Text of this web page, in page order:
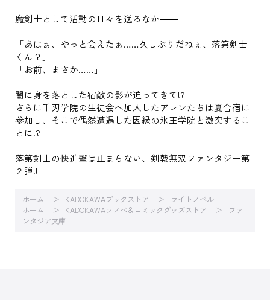
魔剣士として活動の日々を送るなか――
「あはぁ、やっと会えたぁ……久しぶりだねぇ、落第剣士
くん？」
「お前、まさか……」
闇に身を落とした宿敵の影が迫ってきて!?
さらに千刃学院の生徒会へ加入したアレンたちは夏合宿に
参加し、そこで偶然遭遇した因縁の氷王学院と激突するこ
とに!?
落第剣士の快進撃は止まらない、剣戟無双ファンタジー第
２弾!!
ホーム KADOKAWAブックストア
ライトノベル
ホーム
KADOKAWAラノベ＆コミックグッズストア
ファ
ンタジア文庫